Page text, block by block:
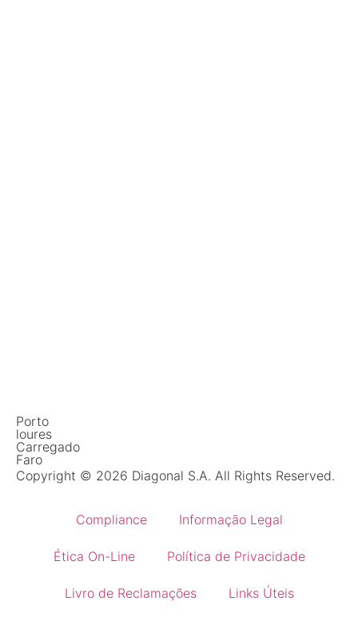
Porto
loures
Carregado
Faro
Copyright © 2026 Diagonal S.A. All Rights Reserved.
Compliance Informação Legal
Ética On-Line Política de Privacidade
Livro de Reclamações Links Úteis